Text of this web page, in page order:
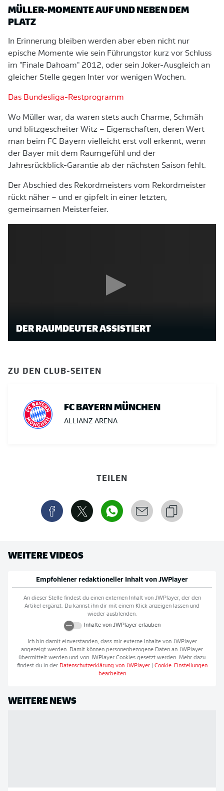
MÜLLER-MOMENTE AUF UND NEBEN DEM
PLATZ
In Erinnerung bleiben werden aber eben nicht nur
epische Momente wie sein Führungstor kurz vor Schluss
im "Finale Dahoam" 2012, oder sein Joker-Ausgleich an
gleicher Stelle gegen Inter vor wenigen Wochen.
Das Bundesliga-Restprogramm
Wo Müller war, da waren stets auch Charme, Schmäh
und blitzgescheiter Witz – Eigenschaften, deren Wert
man beim FC Bayern vielleicht erst voll erkennt, wenn
der Bayer mit dem Raumgefühl und der
Jahresrückblick-Garantie ab der nächsten Saison fehlt.
Der Abschied des Rekordmeisters vom Rekordmeister
rückt näher – und er gipfelt in einer letzten,
gemeinsamen Meisterfeier.
DER RAUMDEUTER ASSISTIERT
ZU DEN CLUB-SEITEN
FC BAYERN MÜNCHEN
ALLIANZ ARENA
TEILEN
WEITERE VIDEOS
Empfohlener redaktioneller Inhalt von JWPlayer
An dieser Stelle findest du einen externen Inhalt von JWPlayer, der den
Artikel ergänzt. Du kannst ihn dir mit einem Klick anzeigen lassen und
wieder ausblenden.
Inhalte von JWPlayererlauben
Ich bin damit einverstanden, dass mir externe Inhalte von JWPlayer
angezeigt werden. Damit können personenbezogene Daten an JWPlayer
übermittelt werden und von JWPlayer Cookies gesetzt werden. Mehr dazu
findest du in der Datenschutzerklärung von JWPlayer| Cookie-Einstellungen
bearbeiten
WEITERE NEWS